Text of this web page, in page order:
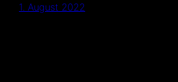
1. August 2022